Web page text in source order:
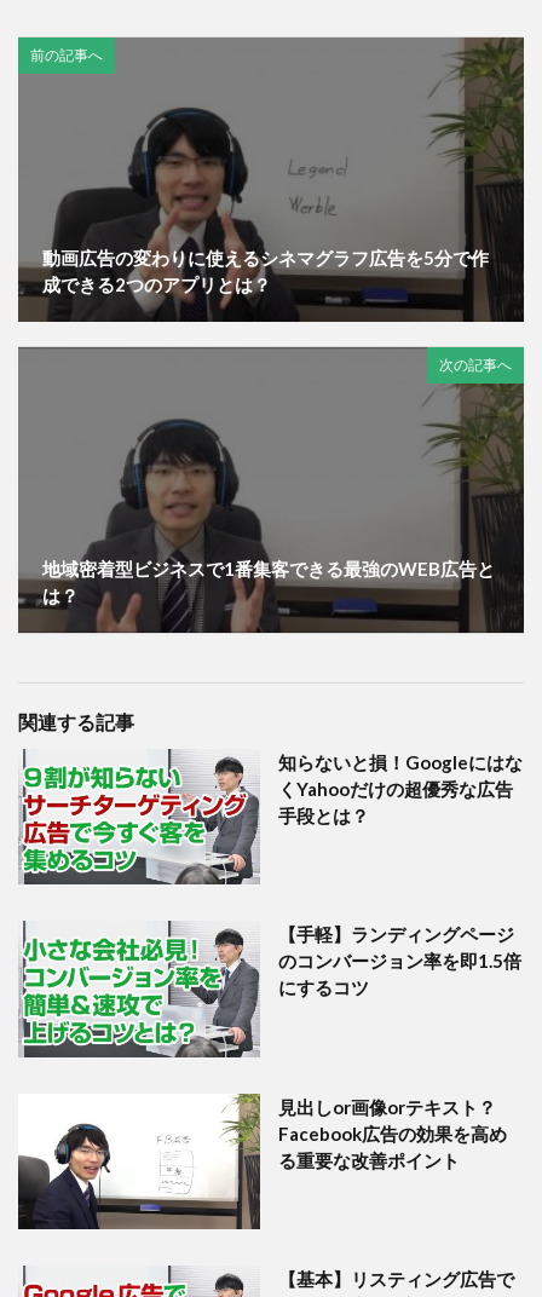
前の記事へ
動画広告の変わりに使えるシネマグラフ広告を5分で作
成できる2つのアプリとは？
次の記事へ
地域密着型ビジネスで1番集客できる最強のWEB広告と
は？
関連する記事
知らないと損！Googleにはな
くYahooだけの超優秀な広告
手段とは？
【手軽】ランディングページ
のコンバージョン率を即1.5倍
にするコツ
見出しor画像orテキスト？
Facebook広告の効果を高め
る重要な改善ポイント
【基本】リスティング広告で